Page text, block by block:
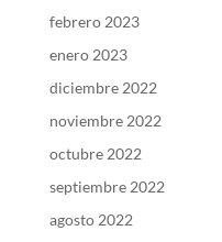
febrero 2023
enero 2023
diciembre 2022
noviembre 2022
octubre 2022
septiembre 2022
agosto 2022